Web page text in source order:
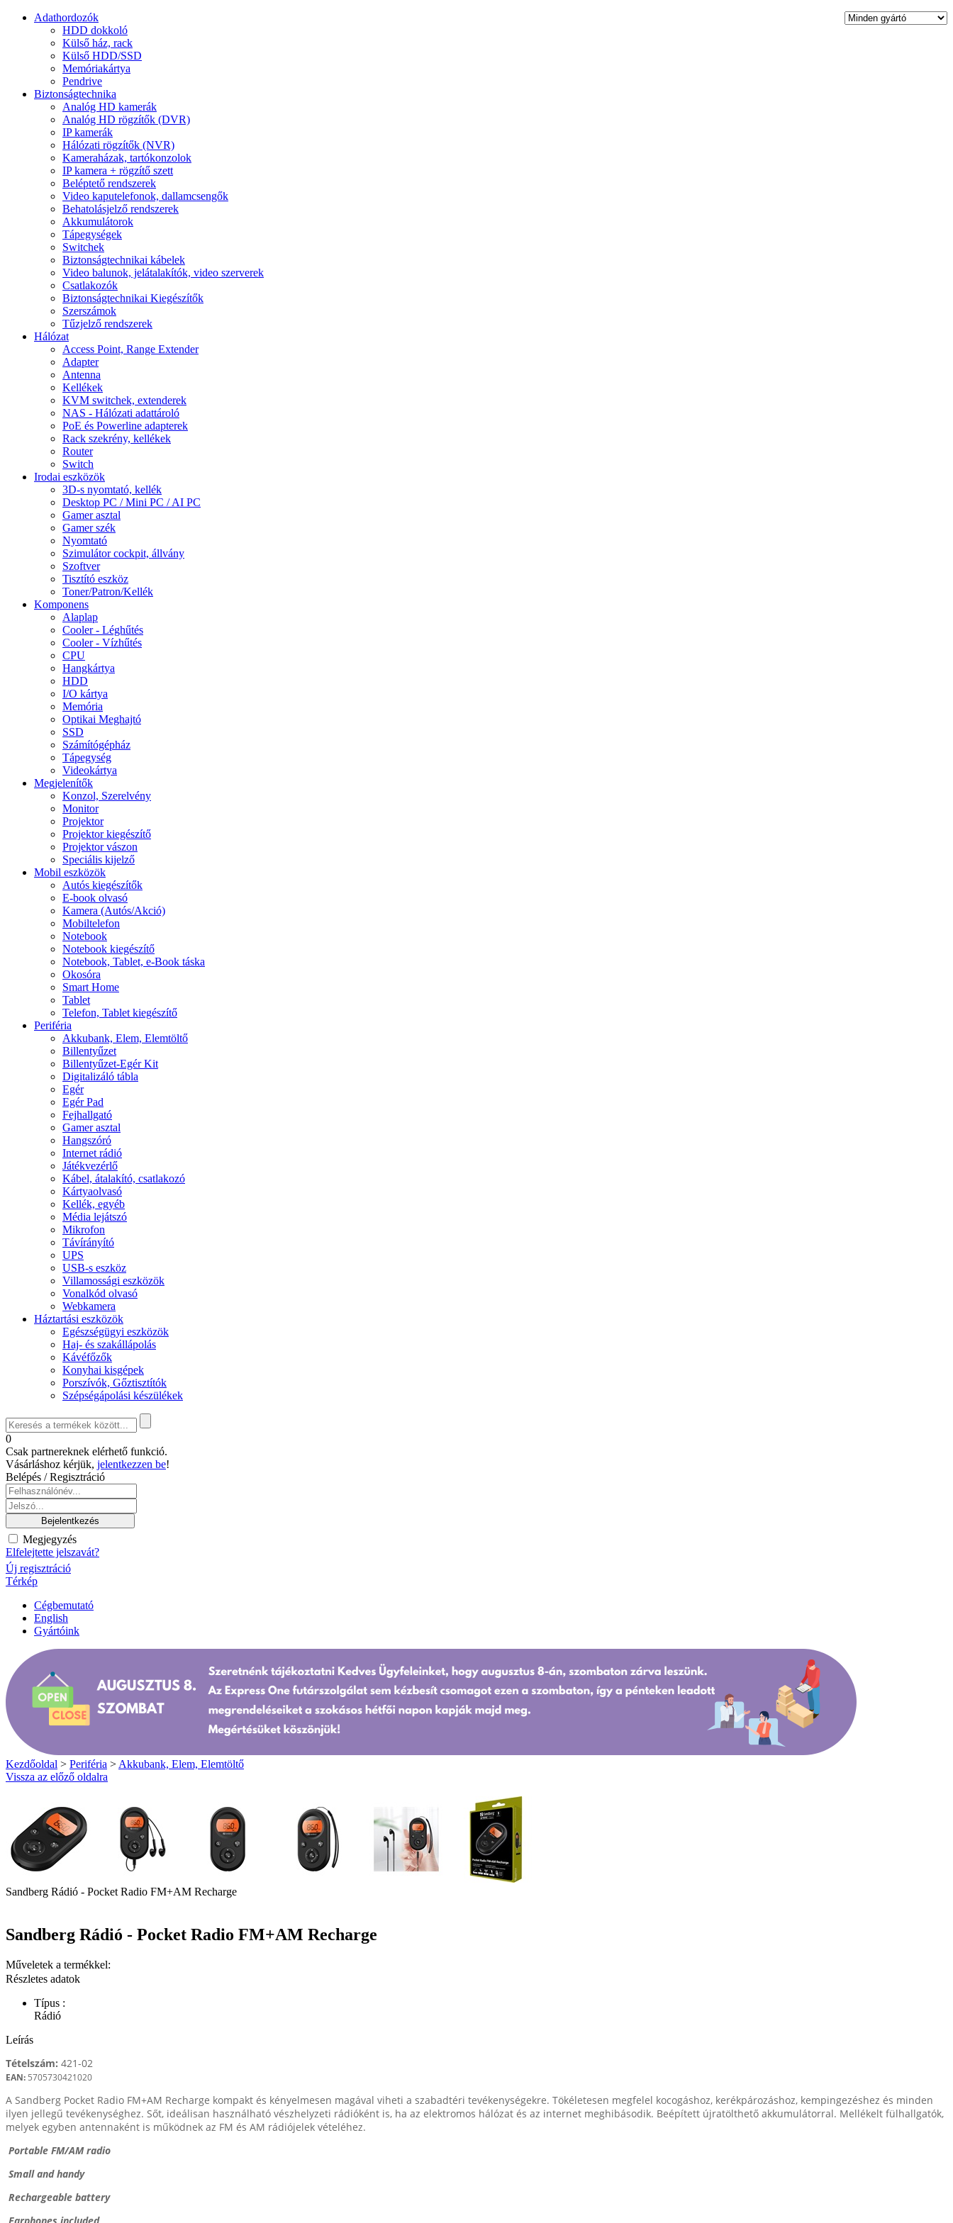
Adathordozók
HDD dokkoló
Külső ház, rack
Külső HDD/SSD
Memóriakártya
Pendrive
Biztonságtechnika
Analóg HD kamerák
Analóg HD rögzítők (DVR)
IP kamerák
Hálózati rögzítők (NVR)
Kameraházak, tartókonzolok
IP kamera + rögzítő szett
Beléptető rendszerek
Video kaputelefonok, dallamcsengők
Behatolásjelző rendszerek
Akkumulátorok
Tápegységek
Switchek
Biztonságtechnikai kábelek
Video balunok, jelátalakítók, video szerverek
Csatlakozók
Biztonságtechnikai Kiegészítők
Szerszámok
Tűzjelző rendszerek
Hálózat
Access Point, Range Extender
Adapter
Antenna
Kellékek
KVM switchek, extenderek
NAS - Hálózati adattároló
PoE és Powerline adapterek
Rack szekrény, kellékek
Router
Switch
Irodai eszközök
3D-s nyomtató, kellék
Desktop PC / Mini PC / AI PC
Gamer asztal
Gamer szék
Nyomtató
Szimulátor cockpit, állvány
Szoftver
Tisztító eszköz
Toner/Patron/Kellék
Komponens
Alaplap
Cooler - Léghűtés
Cooler - Vízhűtés
CPU
Hangkártya
HDD
I/O kártya
Memória
Optikai Meghajtó
SSD
Számítógépház
Tápegység
Videokártya
Megjelenítők
Konzol, Szerelvény
Monitor
Projektor
Projektor kiegészítő
Projektor vászon
Speciális kijelző
Mobil eszközök
Autós kiegészítők
E-book olvasó
Kamera (Autós/Akció)
Mobiltelefon
Notebook
Notebook kiegészítő
Notebook, Tablet, e-Book táska
Okosóra
Smart Home
Tablet
Telefon, Tablet kiegészítő
Periféria
Akkubank, Elem, Elemtöltő
Billentyűzet
Billentyűzet-Egér Kit
Digitalizáló tábla
Egér
Egér Pad
Fejhallgató
Gamer asztal
Hangszóró
Internet rádió
Játékvezérlő
Kábel, átalakító, csatlakozó
Kártyaolvasó
Kellék, egyéb
Média lejátszó
Mikrofon
Távírányító
UPS
USB-s eszköz
Villamossági eszközök
Vonalkód olvasó
Webkamera
Háztartási eszközök
Egészségügyi eszközök
Haj- és szakállápolás
Kávéfőzők
Konyhai kisgépek
Porszívók, Gőztisztítók
Szépségápolási készülékek
0
Csak partnereknek elérhető funkció.
Vásárláshoz kérjük, jelentkezzen be!
Belépés / Regisztráció
Megjegyzés
Elfelejtette jelszavát?
Új regisztráció
Térkép
Cégbemutató
English
Gyártóink
Kezdőoldal > Periféria > Akkubank, Elem, Elemtöltő
Vissza az előző oldalra
Sandberg Rádió - Pocket Radio FM+AM Recharge
Sandberg Rádió - Pocket Radio FM+AM Recharge
Műveletek a termékkel:
Részletes adatok
Típus :
Rádió
Leírás
Tételszám: 421-02
EAN: 5705730421020
A Sandberg Pocket Radio FM+AM Recharge kompakt és kényelmesen magával viheti a szabadtéri tevékenységekre. Tökéletesen megfelel kocogáshoz, kerékpározáshoz, kempingezéshez és minden
ilyen jellegű tevékenységhez. Sőt, ideálisan használható vészhelyzeti rádióként is, ha az elektromos hálózat és az internet meghibásodik. Beépített újratölthető akkumulátorral. Mellékelt fülhallgatók,
melyek egyben antennaként is működnek az FM és AM rádiójelek vételéhez.
Portable FM/AM radio
Small and handy
Rechargeable battery